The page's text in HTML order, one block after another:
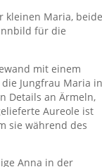
kleinen Maria, beide
für die
mit einem
Jungfrau Maria in
Details an Ärmeln,
Aureole ist
sie während des
Anna in der